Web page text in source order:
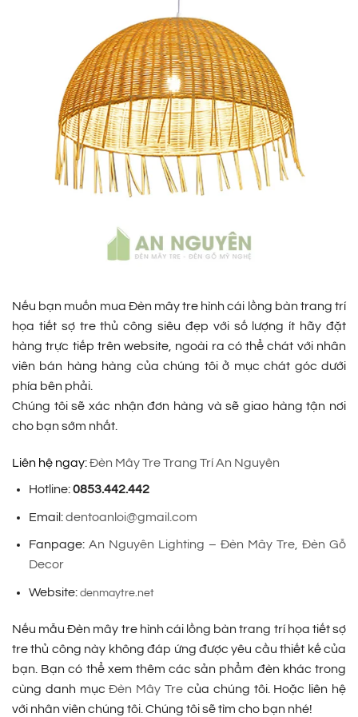
Nếu bạn muốn mua Đèn mây tre hình cái lồng bàn trang trí
họa tiết sợ tre thủ công siêu đẹp với số lượng ít hãy đặt
hàng trực tiếp trên website, ngoài ra có thể chát với nhân
viên bán hàng hàng của chúng tôi ở mục chát góc dưới
phía bên phải.
Chúng tôi sẽ xác nhận đơn hàng và sẽ giao hàng tận nơi
cho bạn sớm nhất.
Liên hệ ngay:Đèn Mây Tre Trang Trí An Nguyên
Hotline:0853.442.442
Email:dentoanloi@gmail.com
Fanpage: An Nguyên Lighting – Đèn Mây Tre, Đèn Gỗ
Decor
Website: denmaytre.net
Nếu mẫu Đèn mây tre hình cái lồng bàn trang trí họa tiết sợ
tre thủ công này không đáp ứng được yêu cầu thiết kế của
bạn. Bạn có thể xem thêm các sản phẩm đèn khác trong
cùng danh mụcĐèn Mây Tre của chúng tôi. Hoặc liên hệ
với nhân viên chúng tôi. Chúng tôi sẽ tìm cho bạn nhé!